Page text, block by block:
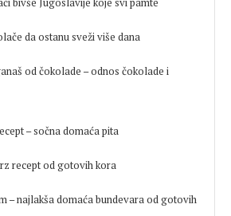
da ostanu sveži više dana
od čokolade – odnos čokolade i
– sočna domaća pita
recept od gotovih kora
– najlakša domaća bundevara od gotovih